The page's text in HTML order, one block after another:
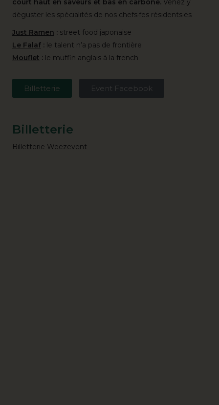
court haut en saveurs et bas en carbone. Venez y
déguster les spécialités de nos chefs·fes résidents·es
Just Ramen : street food japonaise
Le Falaf : le talent n’a pas de frontière
Mouflet : le muffin anglais à la french
Billetterie Event Facebook
Billetterie
Billetterie Weezevent